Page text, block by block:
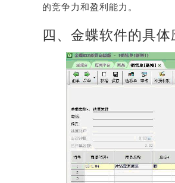
的竞争力和盈利能力。
四、金蝶软件的具体